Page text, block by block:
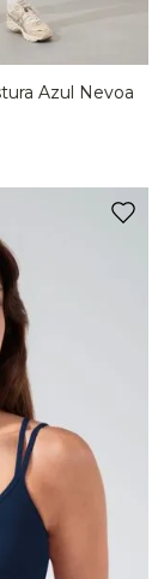
G
Azul Nevoa